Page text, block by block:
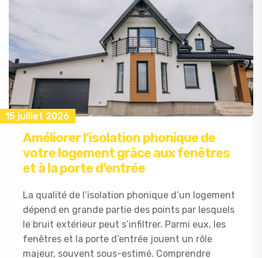
15 juillet 2026
Améliorer l’isolation phonique de
votre logement grâce aux fenêtres
et à la porte d’entrée
La qualité de l’isolation phonique d’un logement
dépend en grande partie des points par lesquels
le bruit extérieur peut s’infiltrer. Parmi eux, les
fenêtres et la porte d’entrée jouent un rôle
majeur, souvent sous-estimé. Comprendre